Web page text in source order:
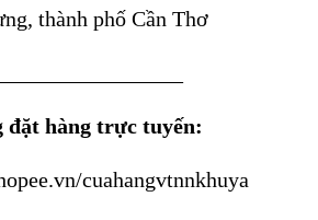
thành phố Cần Thơ
đặt hàng trực tuyến:
cuahangvtnnkhuya